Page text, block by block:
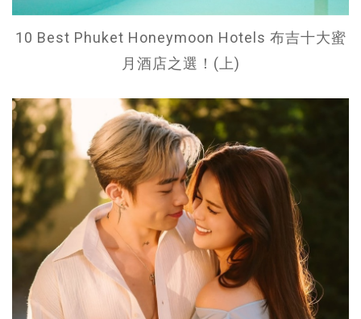
10 Best Phuket Honeymoon Hotels 布吉十大蜜
月酒店之選！(上)